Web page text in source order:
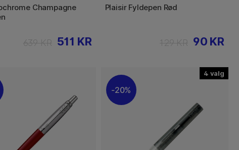
Champagne
511 KR
Plaisir Fyldepen Rød
90 KR
4
20%